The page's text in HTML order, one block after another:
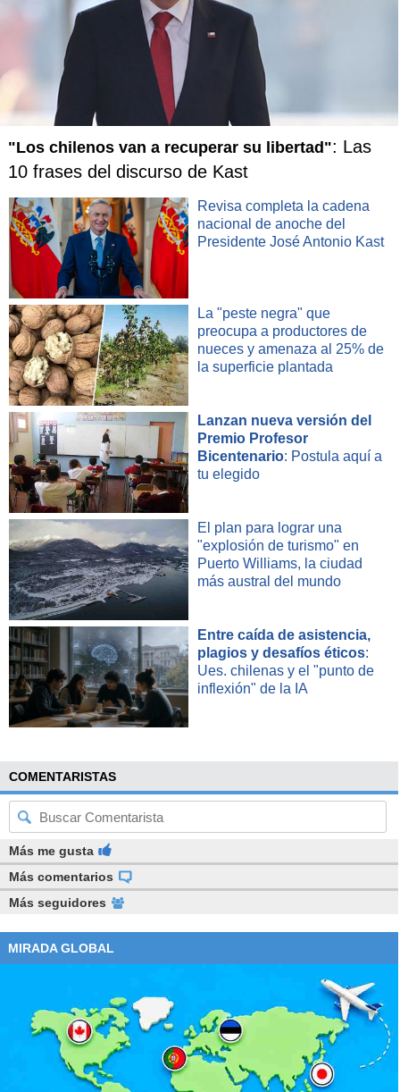
"Los chilenos van a recuperar su libertad": Las
10 frases del discurso de Kast
Revisa completa la cadena
nacional de anoche del
Presidente José Antonio Kast
La "peste negra" que
preocupa a productores de
nueces y amenaza al 25% de
la superficie plantada
Lanzan nueva versión del
Premio Profesor
Bicentenario: Postula aquí a
tu elegido
El plan para lograr una
"explosión de turismo" en
Puerto Williams, la ciudad
más austral del mundo
Entre caída de asistencia,
plagios y desafíos éticos:
Ues. chilenas y el "punto de
inflexión" de la IA
COMENTARISTAS
Más me gusta
Más comentarios
Más seguidores
MIRADA GLOBAL